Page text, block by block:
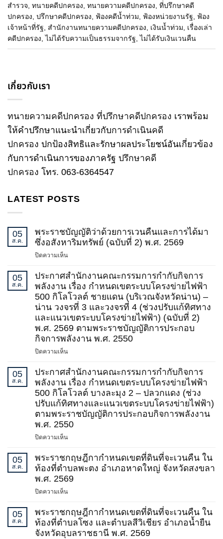
สำรวจ ทนายคดีปกครอง ทนายความคดีปกครอง ที่ปรึกษาคดี
ปกครอง ปรึกษาคดีปกครอง ฟ้องคดีน้ำท่วม ฟ้องหน่วยงานรัฐ
ฟ้อง
เจ้าหน้าที่รัฐ
สำนักงานทนายความคดีปกครอง เงินน้ำท่วม
เรื่องเล่า
คดีปกครอง ,ไม่ได้รับความเป็นธรรมจากรัฐ ,ไม่ได้รับเงินเวนคืน
เกี่ยวกับเรา
ทนายความคดีปกครอง ที่ปรึกษาคดีปกครอง เราพร้อม
ให้คำปรึกษาแนะนำเกี่ยวกับการดำเนินคดี
ปกครอง ปกป้องสิทธิและรักษาผลประโยชน์อันเกี่ยวข้อง
กับการดำเนินการของภาครัฐ ปรึกษาคดี
ปกครอง โทร. 063-6364547
LATEST POSTS
05
ส.ค.
พระราชบัญญัติว่าด้วยการเวนคืนและการได้มา
ซึ่งอสังหาริมทรัพย์ (ฉบับที่ 2) พ.ศ. 2569
ปิดความเห็นบน
ราช
บัญญัติ
ว่า
ด้วย
การ
เวนคืน
และ
การ
ซึ่ง
อสังหาริมทรัพย์
(ฉบับ
ที่
2)
พ.ศ.
2569
05
ส.ค.
ประกาศสำนักงานคณะกรรมการกำกับกิจการ
พลังงาน เรื่อง กำหนดเขตระบบโครงข่ายไฟฟ้า
500 กิโลโวลต์ ชายแดน (บริเวณจังหวัดน่าน) –
น่าน วงจรที่ 3 และวงจรที่ 4 (ช่วงปรับแก้ทิศทาง
และแนวเขตระบบโครงข่ายไฟฟ้า) (ฉบับที่ 2)
พ.ศ. 2569 ตามพระราชบัญญัติการประกอบ
กิจการพลังงาน พ.ศ. 2550
ปิดความเห็นบน
สำนักงาน
คณะ
กรรมการ
กิจการ
พลังงาน
เรื่อง
กำหนด
ระบบ
โครง
ข่าย
ไฟฟ้า
500
โวลต์
ชายแดน
(บริเวณ
05
ส.ค.
ประกาศสำนักงานคณะกรรมการกำกับกิจการ
พลังงาน เรื่อง กำหนดเขตระบบโครงข่ายไฟฟ้า
500 กิโลโวลต์ บางละมุง 2 – ปลวกแดง (ช่วง
ปรับแก้ทิศทางและแนวเขตระบบโครงข่ายไฟฟ้า)
ตามพระราชบัญญัติการประกอบกิจการพลังงาน
พ.ศ. 2550
ปิดความเห็นบน
สำนักงาน
คณะ
กรรมการ
กิจการ
เรื่อง
กำหนด
เขต
05
ส.ค.
พระราชกฤษฎีกากำหนดเขตที่ดินที่จะเวนคืน ใน
ท้องที่ตำบลพะตง อำเภอหาดใหญ่ จังหวัดสงขลา
พ.ศ. 2569
ปิดความเห็นบน
ราช
กฤษฎีกา
05
ส.ค.
พระราชกฤษฎีกากำหนดเขตที่ดินที่จะเวนคืน ใน
ท้องที่ตำบลโซง และตำบลสีวิเชียร อำเภอน้ำยืน
จังหวัดอุบลราชธานี พ.ศ. 2569